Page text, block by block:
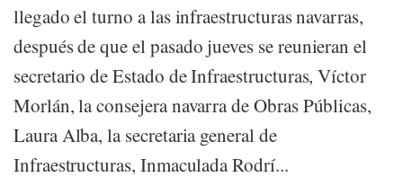
llegado el turno a las infraestructuras navarras,
después de que el pasado jueves se reunieran el
secretario de Estado de Infraestructuras, Víctor
Morlán, la consejera navarra de Obras Públicas,
Laura Alba, la secretaria general de
Infraestructuras, Inmaculada Rodrí...